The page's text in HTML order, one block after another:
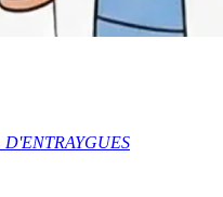
D'ENTRAYGUES